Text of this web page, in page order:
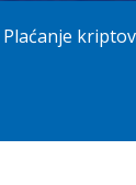
Plaćanje